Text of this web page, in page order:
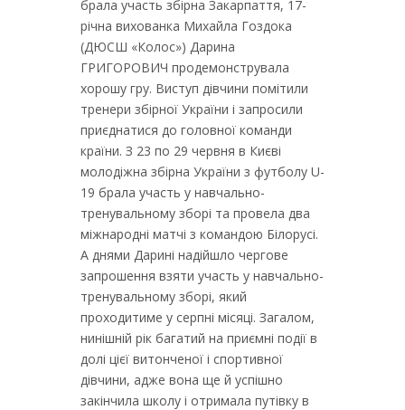
брала участь збірна Закарпаття, 17-
річна вихованка Михайла Гоздока
(ДЮСШ «Колос») Дарина
ГРИГОРОВИЧ продемонструвала
хорошу гру. Виступ дівчини помітили
тренери збірної України і запросили
приєднатися до головної команди
країни. З 23 по 29 червня в Києві
молодіжна збірна України з футболу U-
19 брала участь у навчально-
тренувальному зборі та провела два
міжнародні матчі з командою Білорусі.
А днями Дарині надійшло чергове
запрошення взяти участь у навчально-
тренувальному зборі, який
проходитиме у серпні місяці. Загалом,
нинішній рік багатий на приємні події в
долі цієї витонченої і спортивної
дівчини, адже вона ще й успішно
закінчила школу і отримала путівку в